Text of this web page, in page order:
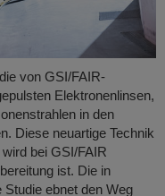
von GSI/FAIR-
Elektronenlinsen,
in den
Diese neuartige Technik
bei GSI/FAIR
ist. Die in
ebnet den Weg